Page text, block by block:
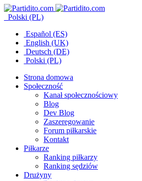
Polski (PL)
Español (ES)
English (UK)
Deutsch (DE)
Polski (PL)
Strona domowa
Społeczność
Kanał społecznościowy
Blog
Dev Blog
Zaszeregowanie
Forum piłkarskie
Kontakt
Piłkarze
Ranking piłkarzy
Ranking sędziów
Drużyny